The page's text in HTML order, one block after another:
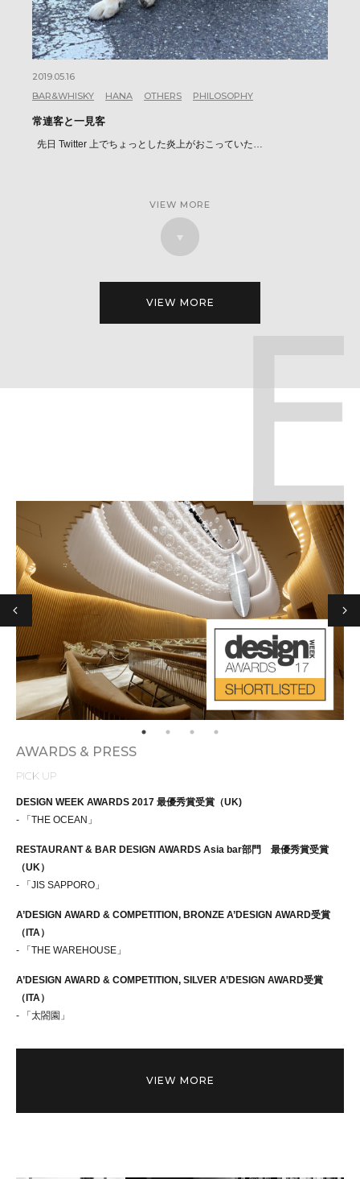
2019.05.16
BAR&WHISKY
HANA OTHERS PHILOSOPHY
常連客と一見客
先日 Twitter 上でちょっとした炎上がおこっていた…
VIEW MORE
VIEW MORE
AWARDS & PRESS
PICK UP
DESIGN WEEK AWARDS 2017 最優秀賞受賞（UK)
- 「THE OCEAN」
RESTAURANT & BAR DESIGN AWARDS Asia bar部門 最優秀賞受賞
（UK）
- 「JIS SAPPORO」
A’DESIGN AWARD & COMPETITION, BRONZE A’DESIGN AWARD受賞
（ITA）
- 「THE WAREHOUSE」
A’DESIGN AWARD & COMPETITION, SILVER A’DESIGN AWARD受賞
（ITA）
- 「太閤園」
VIEW MORE